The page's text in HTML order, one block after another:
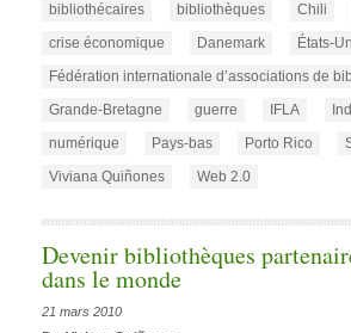
bibliothécaires bibliothèques Chili
crise économique
Danemark États-
Fédération internationale d’associations de
Grande-Bretagne
guerre IFLA
numérique
Pays-bas Porto Rico
Viviana Quiñones
Web 2.0
Devenir bibliothèques
dans le monde
21 mars 2010